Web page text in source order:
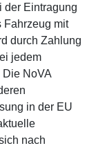
der Eintragung
Fahrzeug mit
durch Zahlung
jedem
NoVA
in der EU
nach